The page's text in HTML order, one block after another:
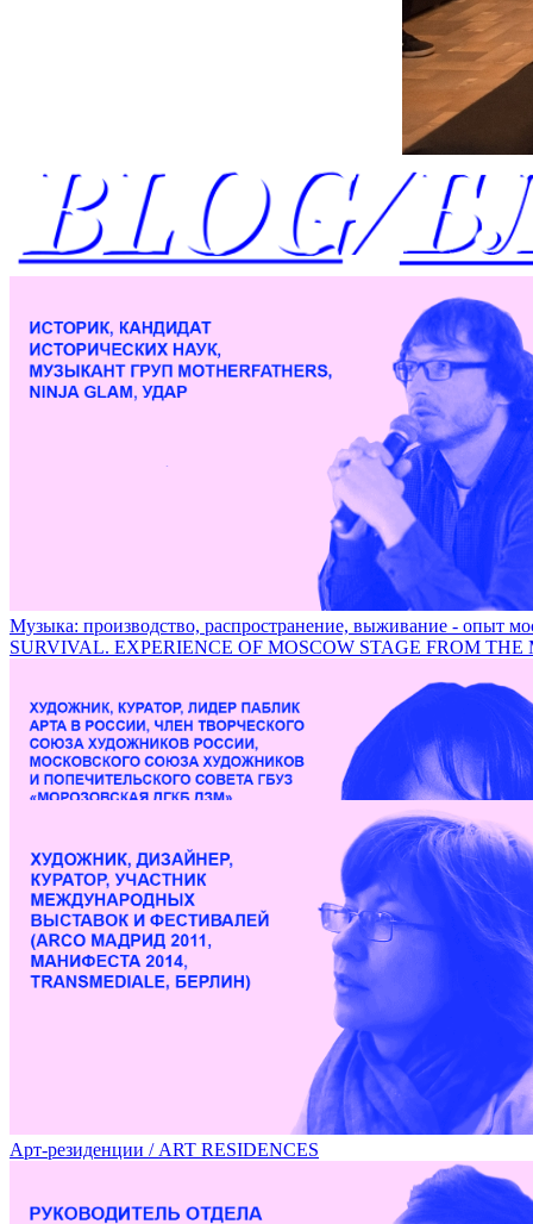
Музыка: производство, распространение, выживание - опыт
SURVIVAL. EXPERIENCE OF MOSCOW STAGE FROM
Лекция Марины Звягинцевой в рамках фестиваля DOCA /
Арт-резиденции / ART RESIDENCES